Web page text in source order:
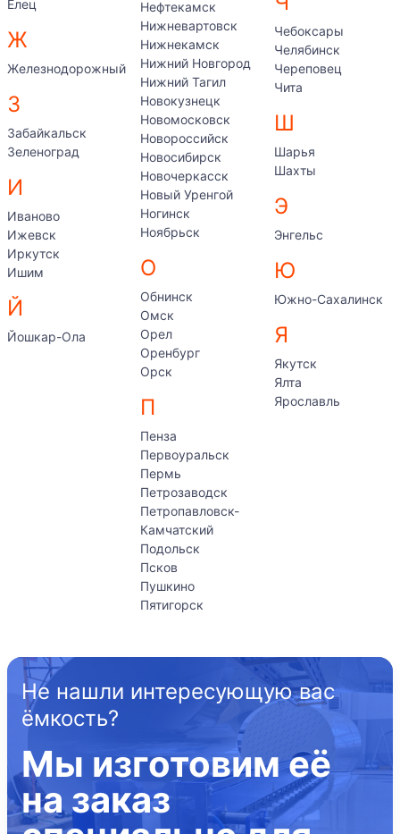
Елец
Ж
Железнодорожный
З
Забайкальск
Зеленоград
И
Иваново
Ижевск
Иркутск
Ишим
Й
Йошкар-Ола
Нефтекамск
Нижневартовск
Нижнекамск
Нижний Новгород
Нижний Тагил
Новокузнецк
Новомосковск
Новороссийск
Новосибирск
Новочеркасск
Новый Уренгой
Ногинск
Ноябрьск
О
Обнинск
Омск
Орел
Оренбург
Орск
П
Пенза
Первоуральск
Пермь
Петрозаводск
Петропавловск-
Камчатский
Подольск
Псков
Пушкино
Пятигорск
Чебоксары
Челябинск
Череповец
Чита
Ш
Шарья
Шахты
Э
Энгельс
Ю
Южно-Сахалинск
Я
Якутск
Ялта
Ярославль
Не нашли интересующую вас
ёмкость?
Мы изготовим её
на заказ